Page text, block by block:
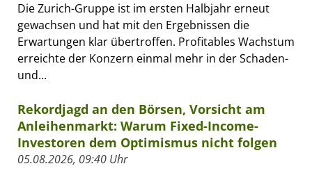
Die Zurich-Gruppe ist im ersten Halbjahr erneut
gewachsen und hat mit den Ergebnissen die
Erwartungen klar übertroffen. Profitables Wachstum
erreichte der Konzern einmal mehr in der Schaden-
und...
Rekordjagd an den Börsen, Vorsicht am
Anleihenmarkt: Warum Fixed-Income-
Investoren dem Optimismus nicht folgen
05.08.2026, 09:40 Uhr